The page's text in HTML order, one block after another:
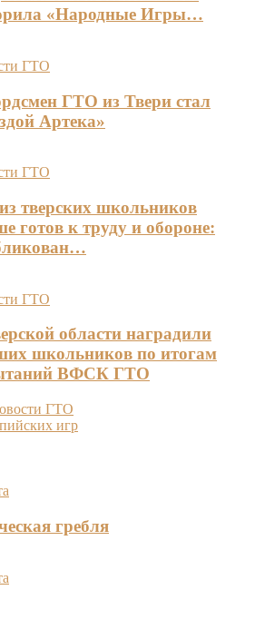
«Народные Игры…
ГТО
ГТО из Твери стал
Артека»
ГТО
тверских школьников
готов к труду и обороне:
ГТО
области наградили
школьников по итогам
ВФСК ГТО
ГТО
игр
гребля